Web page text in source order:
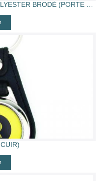
PORTE CLÉ FLAMME TISSU POLYESTER BRODÉ (PORTE CLÉ FLAMME BRODÉ R/V)